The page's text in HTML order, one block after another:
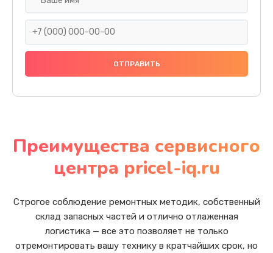
Преимущества сервисного
центра pricel-iq.ru
Строгое соблюдение ремонтных методик, собственный
склад запасных частей и отлично отлаженная
логистика — все это позволяет не только
отремонтировать вашу технику в кратчайших срок, но